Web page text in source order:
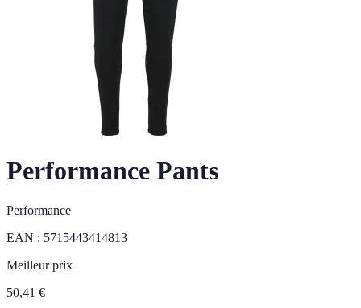
Performance Pants
Performance
EAN : 5715443414813
Meilleur prix
50,41 €